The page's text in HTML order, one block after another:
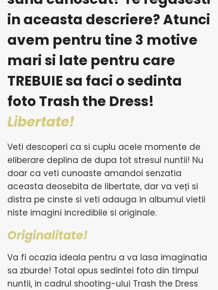
in aceasta descriere? Atunci
avem pentru tine 3 motive
mari si late pentru care
TREBUIE sa faci o sedinta
foto Trash the Dress!
Libertate!
Veti descoperi ca si cuplu acele momente de
eliberare deplina de dupa tot stresul nuntii! Nu
doar ca veti cunoaste amandoi senzatia
aceasta deosebita de libertate, dar va veți si
distra pe cinste si veti adauga in albumul vietii
niste imagini incredibile si originale.
Originalitate!
Va fi ocazia ideala pentru a va lasa imaginatia
sa zburde! Total opus sedintei foto din timpul
nuntii, in cadrul shooting-ului Trash the Dress